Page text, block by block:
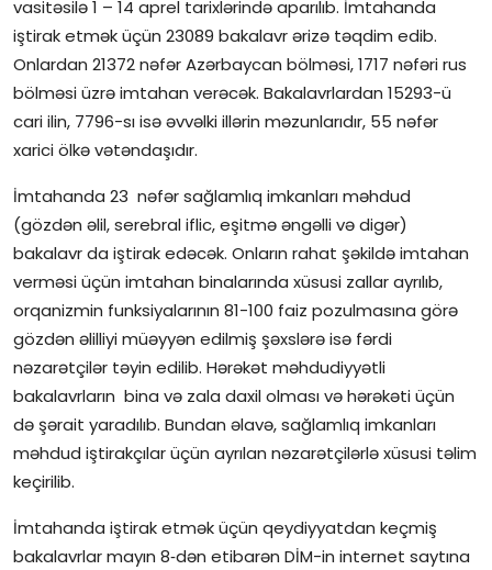
vasitəsilə 1 – 14 aprel tarixlərində aparılıb. İmtahanda
iştirak etmək üçün 23089 bakalavr ərizə təqdim edib.
Onlardan 21372 nəfər Azərbaycan bölməsi, 1717 nəfəri rus
bölməsi üzrə imtahan verəcək. Bakalavrlardan 15293-ü
cari ilin, 7796-sı isə əvvəlki illərin məzunlarıdır, 55 nəfər
xarici ölkə vətəndaşıdır.
İmtahanda 23 nəfər sağlamlıq imkanları məhdud
(gözdən əlil, serebral iflic, eşitmə əngəlli və digər)
bakalavr da iştirak edəcək. Onların rahat şəkildə imtahan
verməsi üçün imtahan binalarında xüsusi zallar ayrılıb,
orqanizmin funksiyalarının 81-100 faiz pozulmasına görə
gözdən əlilliyi müəyyən edilmiş şəxslərə isə fərdi
nəzarətçilər təyin edilib. Hərəkət məhdudiyyətli
bakalavrların bina və zala daxil olması və hərəkəti üçün
də şərait yaradılıb. Bundan əlavə, sağlamlıq imkanları
məhdud iştirakçılar üçün ayrılan nəzarətçilərlə xüsusi təlim
keçirilib.
İmtahanda iştirak etmək üçün qeydiyyatdan keçmiş
bakalavrlar mayın 8‑dən etibarən DİM-in internet saytına